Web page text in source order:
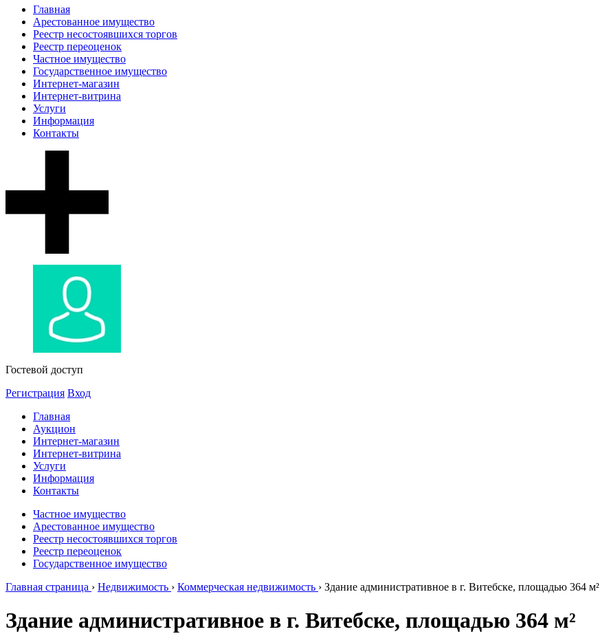
Главная
Арестованное имущество
Реестр несостоявшихся торгов
Реестр переоценок
Частное имущество
Государственное имущество
Интернет-магазин
Интернет-витрина
Услуги
Информация
Контакты
Гостевой доступ
Регистрация Вход
Главная
Аукцион
Интернет-магазин
Интернет-витрина
Услуги
Информация
Контакты
Частное имущество
Арестованное имущество
Реестр несостоявшихся торгов
Реестр переоценок
Государственное имущество
Главная страница › Недвижимость › Коммерческая недвижимость › Здание административное в г. Витебске, площадью 364 м²
Здание административное в г. Витебске, площадью 364 м²